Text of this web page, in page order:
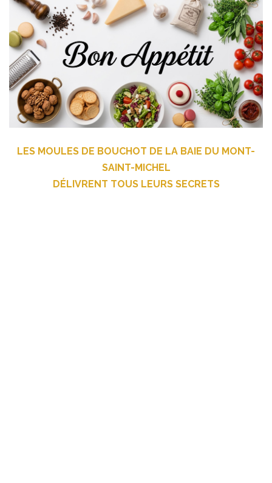
LES MOULES DE BOUCHOT DE LA BAIE DU MONT-
SAINT-MICHEL
DÉLIVRENT TOUS LEURS SECRETS